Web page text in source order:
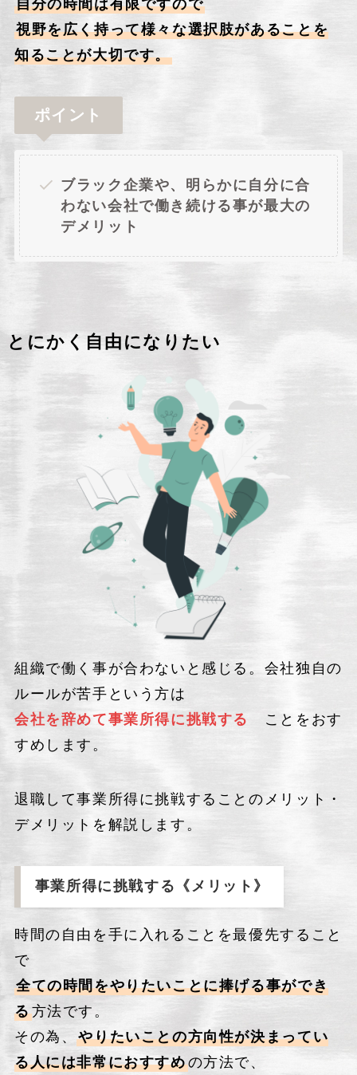
自分の時間は有限ですので
視野を広く持って様々な選択肢があることを
知ることが大切です。
ポイント
ブラック企業や、明らかに自分に合
わない会社で働き続ける事が最大の
デメリット
とにかく自由になりたい
組織で働く事が合わないと感じる。会社独自の
ルールが苦手という方は
会社を辞めて事業所得に挑戦する
ことをおす
すめします。
退職して事業所得に挑戦することのメリット・
デメリットを解説します。
事業所得に挑戦する《メリット》
時間の自由を手に入れることを最優先すること
で
全ての時間をやりたいことに捧げる事ができ
る方法です。
その為、やりたいことの方向性が決まってい
る人には非常におすすめの方法で、